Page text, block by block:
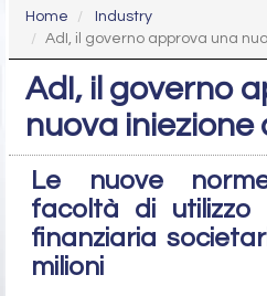
Home
Industry
AdI, il governo approva una
AdI, il governo
nuova iniezione
Le nuove
facoltà di utilizzo
finanziaria
milioni